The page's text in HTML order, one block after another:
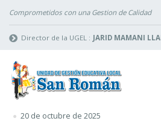
Comprometidos con una Gestion de Calidad
Director de la UGEL : JARID MAMANI
20 de octubre de 2025